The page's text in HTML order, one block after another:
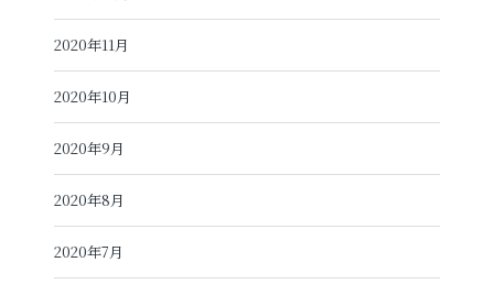
2020年11月
2020年10月
2020年9月
2020年8月
2020年7月